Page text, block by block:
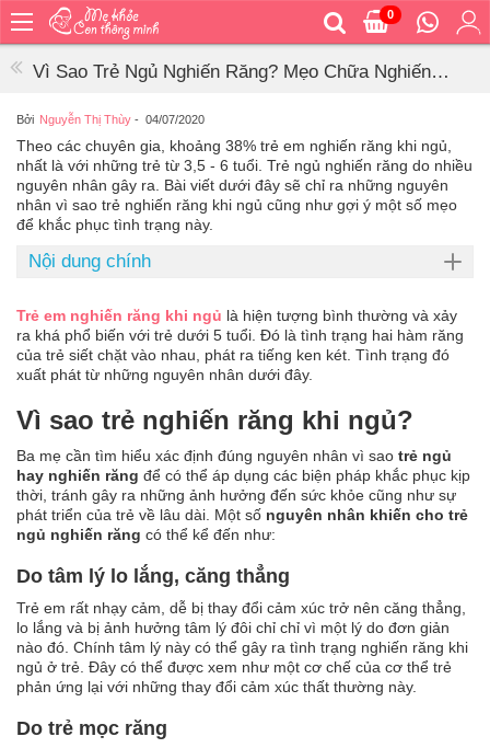
0
chủ
ăn
Bé
vệ
sinh
Bé
mặc
đi
ra
ngoài
ngủ
khỏe
&
an
toàn
tắm
Bé
chơi
mà
học
Dành
cho
Vì Sao Trẻ Ngủ Nghiến Răng? Mẹo Chữa Nghiến
Bởi Nguyễn Thị Thùy - 04/07/2020
Theo các chuyên gia, khoảng 38% trẻ em nghiến răng khi ngủ,
nhất là với những trẻ từ 3,5 - 6 tuổi. Trẻ ngủ nghiến răng do nhiều
nguyên nhân gây ra. Bài viết dưới đây sẽ chỉ ra những nguyên
nhân vì sao trẻ nghiến răng khi ngủ cũng như gợi ý một số mẹo
để khắc phục tình trạng này.
Nội dung chính
Trẻ em nghiến răng khi ngủ là hiện tượng bình thường và xảy
ra khá phổ biến với trẻ dưới 5 tuổi. Đó là tình trạng hai hàm răng
của trẻ siết chặt vào nhau, phát ra tiếng ken két. Tình trạng đó
xuất phát từ những nguyên nhân dưới đây.
Vì sao trẻ nghiến răng khi ngủ?
Ba mẹ cần tìm hiểu xác định đúng nguyên nhân vì sao trẻ ngủ
hay nghiến răng để có thể áp dụng các biện pháp khắc phục kịp
thời, tránh gây ra những ảnh hưởng đến sức khỏe cũng như sự
phát triển của trẻ về lâu dài. Một số nguyên nhân khiến cho trẻ
ngủ nghiến răng có thể kể đến như:
Do tâm lý lo lắng, căng thẳng
Trẻ em rất nhạy cảm, dễ bị thay đổi cảm xúc trở nên căng thẳng,
lo lắng và bị ảnh hưởng tâm lý đôi chỉ chỉ vì một lý do đơn giản
nào đó. Chính tâm lý này có thể gây ra tình trạng nghiến răng khi
ngủ ở trẻ. Đây có thể được xem như một cơ chế của cơ thể trẻ
phản ứng lại với những thay đổi cảm xúc thất thường này.
Do trẻ mọc răng